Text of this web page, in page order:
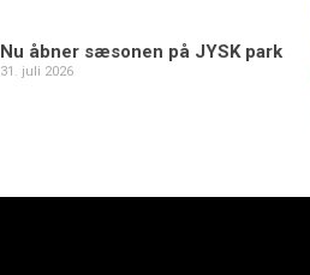
Nu åbner sæsonen på JYSK park
31. juli 2026